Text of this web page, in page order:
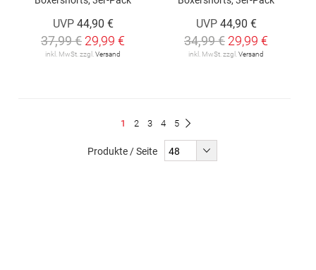
UVP 44,90 €
37,99 € 29,99 €
inkl. MwSt. zzgl. Versand
UVP 44,90 €
34,99 € 29,99 €
inkl. MwSt. zzgl. Versand
Du
1 Seite
2 Seite
3 Seite
4 Seite
5
Produkte / Seite